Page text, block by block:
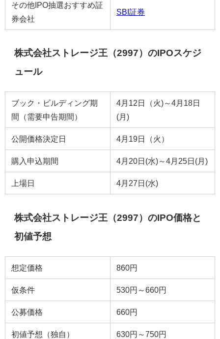
その他IPO抽選おすすめ証
券会社
SBI証券
株式会社ストレージ王（2997）のIPOスケジ
ュール
ブック・ビルディング期
間（需要申告期間）
4月12日（火)～4月18日
(月)
公開価格決定日 4月19日（火）
購入申込期間 4月20日(水)～4月25日(月)
上場日 4月27日(水)
株式会社ストレージ王（2997）のIPO価格と
初値予想
想定価格 860円
仮条件 530円～660円
公募価格 660円
初値予想（独自） 630円～750円